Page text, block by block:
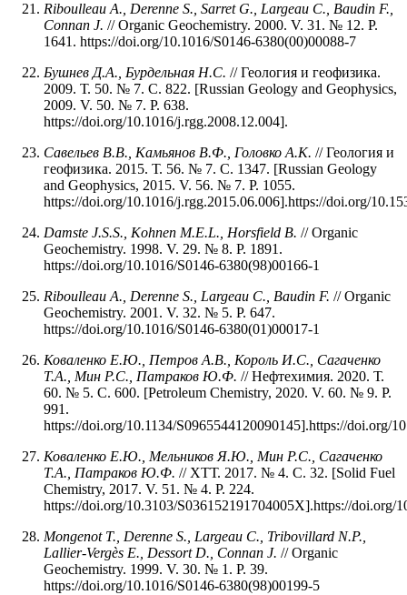
Riboulleau A., Derenne S., Sarret G., Largeau C., Baudin F.,
Connan J. // Organic Geochemistry. 2000. V. 31. № 12. P.
1641. https://doi.org/10.1016/S0146-6380(00)00088-7
Бушнев Д.А., Бурдельная Н.С. // Геология и геофизика.
2009. Т. 50. № 7. С. 822. [Russian Geology and Geophysics,
2009. V. 50. № 7. P. 638.
https://doi.org/10.1016/j.rgg.2008.12.004].
Савельев В.В., Камьянов В.Ф., Головко А.К. // Геология и
геофизика. 2015. Т. 56. № 7. С. 1347. [Russian Geology
and Geophysics, 2015. V. 56. № 7. P. 1055.
https://doi.org/10.1016/j.rgg.2015.06.006].https://doi.org/
Damste J.S.S., Kohnen M.E.L., Horsfield B. // Organic
Geochemistry. 1998. V. 29. № 8. P. 1891.
https://doi.org/10.1016/S0146-6380(98)00166-1
Riboulleau A., Derenne S., Largeau C., Baudin F. // Organic
Geochemistry. 2001. V. 32. № 5. P. 647.
https://doi.org/10.1016/S0146-6380(01)00017-1
Коваленко Е.Ю., Петров А.В., Король И.С., Сагаченко
Т.А., Мин Р.С., Патраков Ю.Ф. // Нефтехимия. 2020. Т.
60. № 5. С. 600. [Petroleum Chemistry, 2020. V. 60. № 9. P.
991.
https://doi.org/10.1134/S0965544120090145].https://doi.org/
Коваленко Е.Ю., Мельников Я.Ю., Мин Р.С., Сагаченко
Т.А., Патраков Ю.Ф. // ХТТ. 2017. № 4. С. 32. [Solid Fuel
Chemistry, 2017. V. 51. № 4. P. 224.
https://doi.org/10.3103/S036152191704005X].https://doi.org/
Mongenot T., Derenne S., Largeau C., Tribovillard N.P.,
Lallier-Vergès E., Dessort D., Connan J. // Organic
Geochemistry. 1999. V. 30. № 1. P. 39.
https://doi.org/10.1016/S0146-6380(98)00199-5